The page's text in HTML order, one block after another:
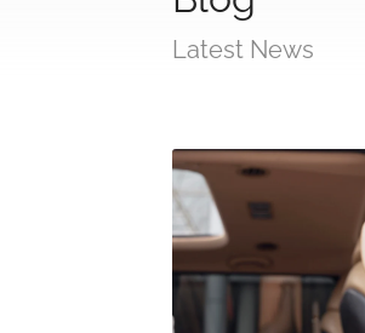
Latest News